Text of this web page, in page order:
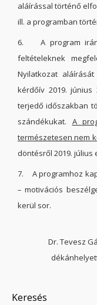
aláírással történő
ill. a programban
6. A program
feltételeknek
Nyilatkozat
kérdőív 2019.
terjedő időszakban
szándékukat. A
természetesen nem
döntésről 2019.
7. A programhoz
– motivációs
kerül sor.
Dr. Tevesz
Keresés